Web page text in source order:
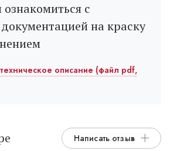
с
на краску
описание (файл pdf,
Написать отзыв